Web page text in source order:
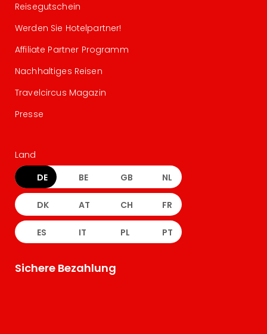
Reisegutschein
Werden Sie Hotelpartner!
Affiliate Partner Programm
Nachhaltiges Reisen
Travelcircus Magazin
Presse
Land
DE BE GB NL
DK AT CH FR
ES IT PL PT
Sichere Bezahlung